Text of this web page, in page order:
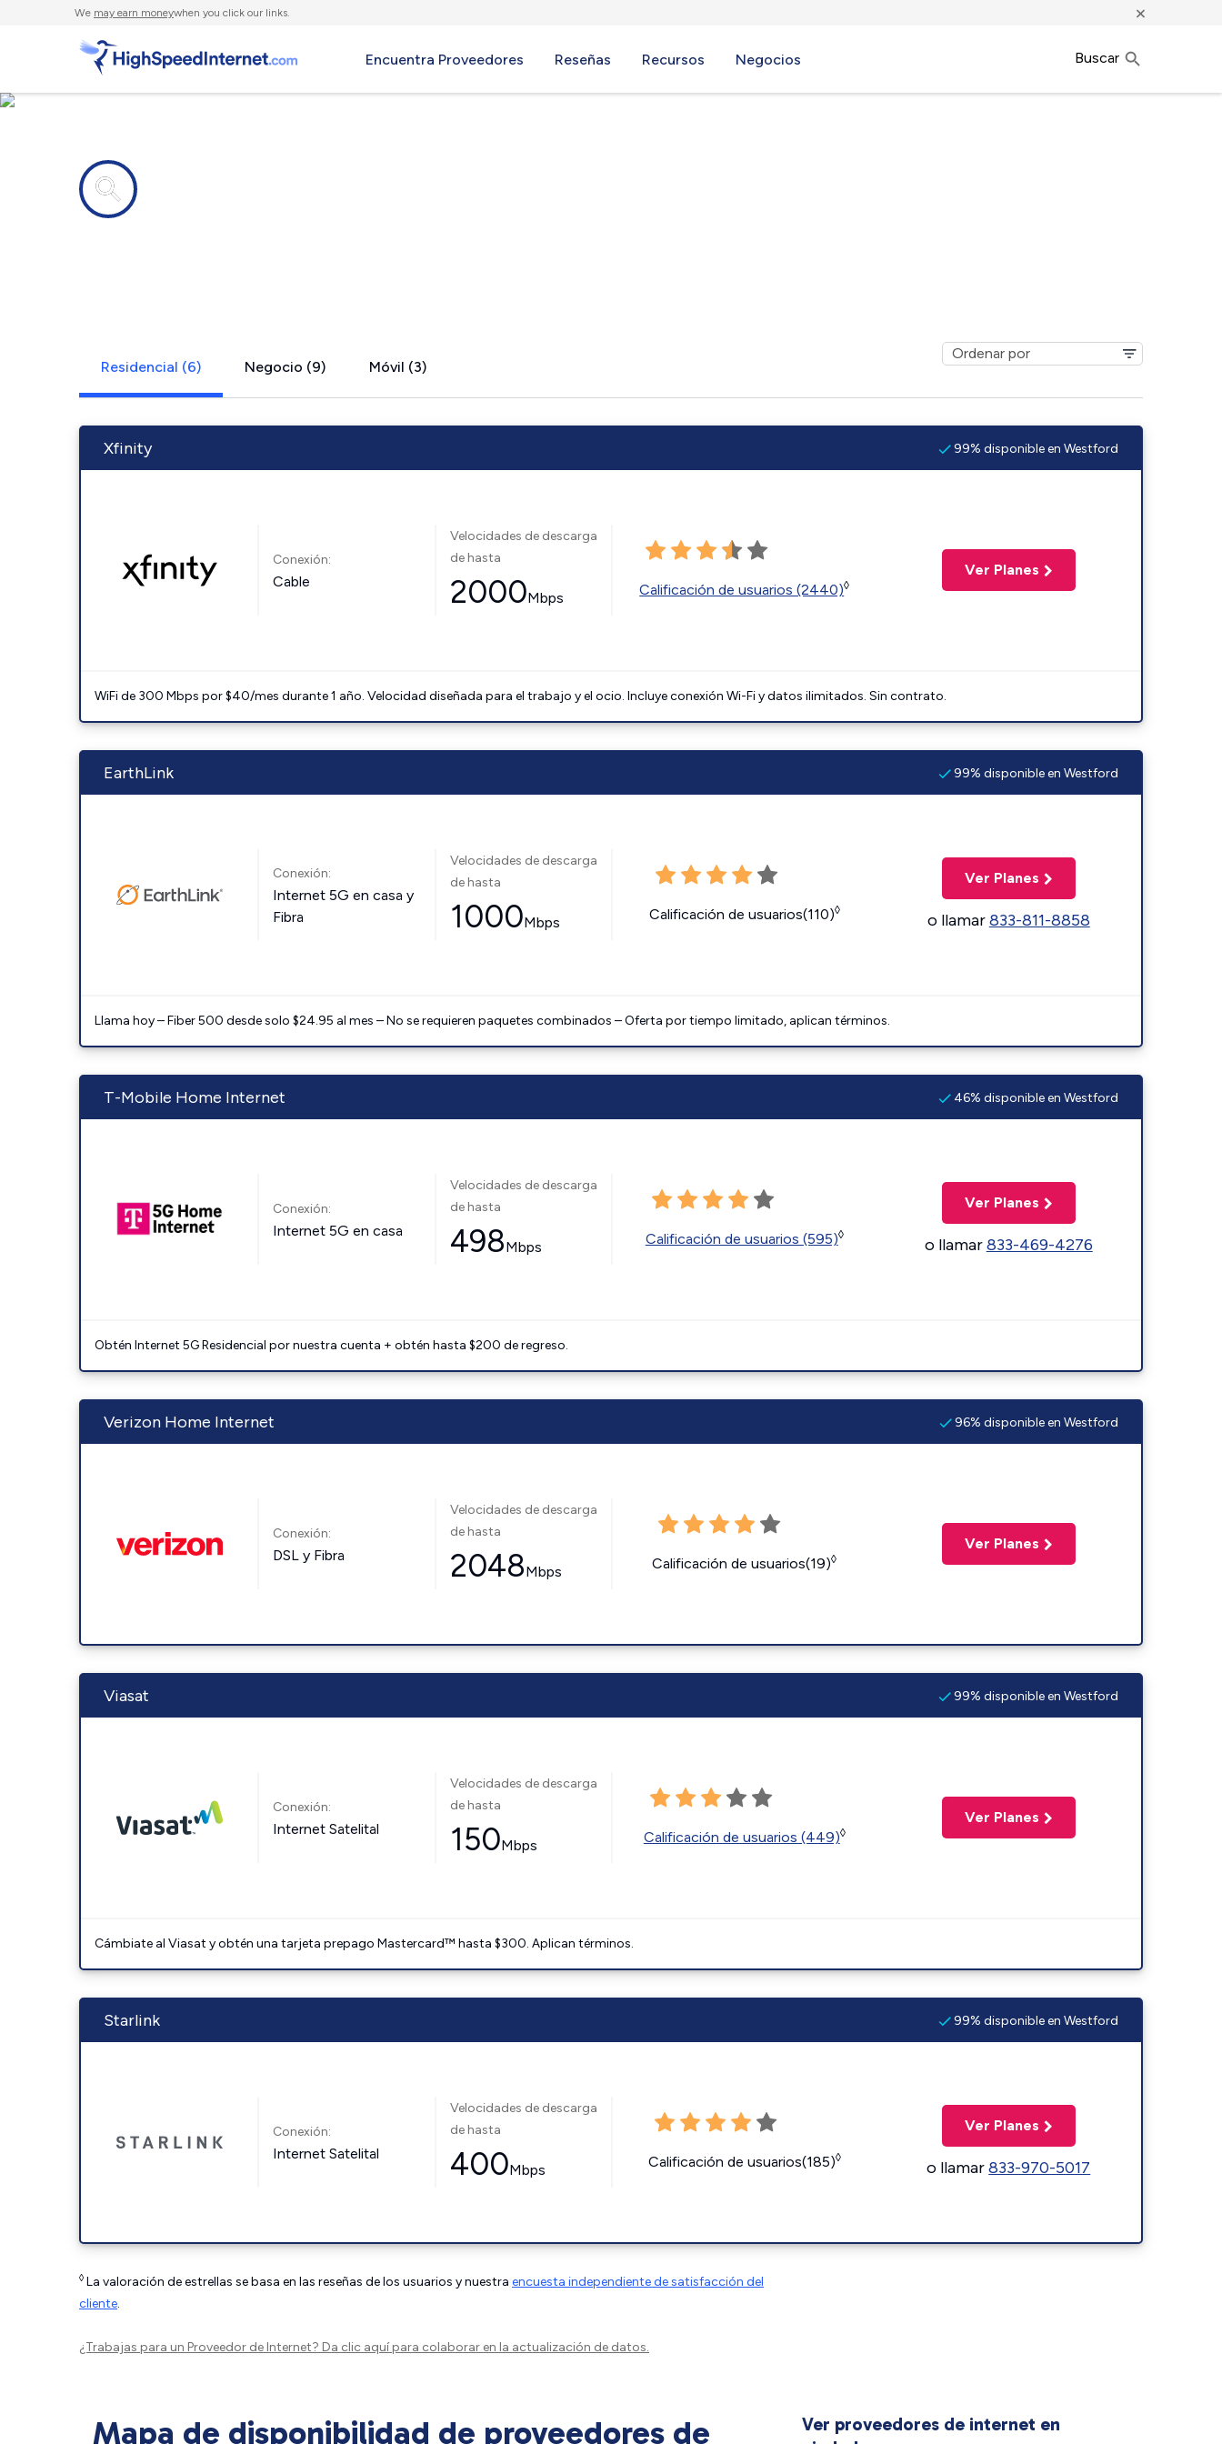
We may earn moneywhen you click our links. ×
Encuentra Proveedores Reseñas Recursos Negocios Buscar
Residencial (6) Negocio (9) Móvil (3)
Xfinity 99% disponible en Westford
Conexión:
Cable
Velocidades de descarga
de hasta
2000Mbps Calificación de usuarios (2440)◊
Ver Planes
WiFi de 300 Mbps por $40/mes durante 1 año. Velocidad diseñada para el trabajo y el ocio. Incluye conexión Wi-Fi y datos ilimitados. Sin contrato.
EarthLink 99% disponible en Westford
Conexión:
Internet 5G en casa y
Fibra
Velocidades de descarga
de hasta
1000Mbps Calificación de usuarios(110)◊
Ver Planes
o llamar833-811-8858
Llama hoy – Fiber 500 desde solo $24.95 al mes – No se requieren paquetes combinados – Oferta por tiempo limitado, aplican términos.
T-Mobile Home Internet 46% disponible en Westford
Conexión:
Internet 5G en casa
Velocidades de descarga
de hasta
498Mbps Calificación de usuarios (595)◊
Ver Planes
o llamar833-469-4276
Obtén Internet 5G Residencial por nuestra cuenta + obtén hasta $200 de regreso.
Verizon Home Internet 96% disponible en Westford
Conexión:
DSL y Fibra
Velocidades de descarga
de hasta
2048Mbps Calificación de usuarios(19)◊
Ver Planes
Viasat 99% disponible en Westford
Conexión:
Internet Satelital
Velocidades de descarga
de hasta
150Mbps Calificación de usuarios (449)◊
Ver Planes
Cámbiate al Viasat y obtén una tarjeta prepago Mastercard™ hasta $300. Aplican términos.
Starlink 99% disponible en Westford
Conexión:
Internet Satelital
Velocidades de descarga
de hasta
400Mbps Calificación de usuarios(185)◊
Ver Planes
o llamar833-970-5017
◊ La valoración de estrellas se basa en las reseñas de los usuarios y nuestra encuesta independiente de satisfacción del
cliente.
¿Trabajas para un Proveedor de Internet? Da clic aquípara colaborar en la actualización de datos.
Mapa de disponibilidad de proveedores de
Ver proveedores de internet en